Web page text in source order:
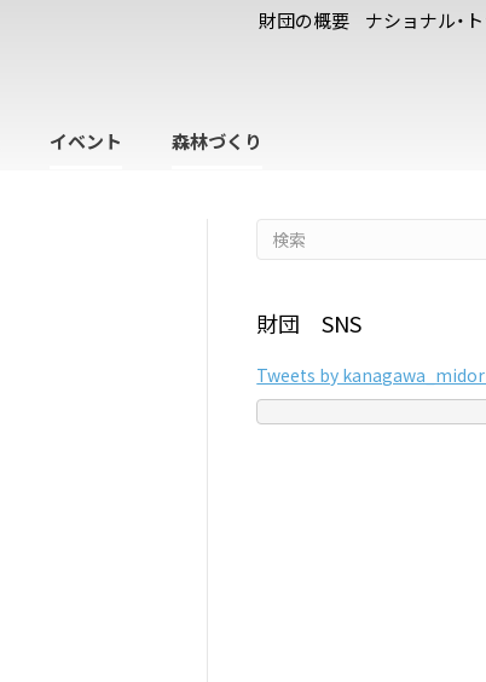
財団の概要 ナショナル・
イベント 森林づくり
財団 SNS
Tweets by